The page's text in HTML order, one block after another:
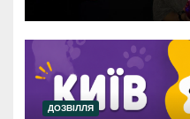
ДОЗВІЛЛЯ